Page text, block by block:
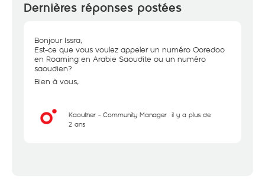
Dernières réponses postées
Bonjour Issra,
Est-ce que vous voulez appeler un numéro Ooredoo
en Roaming en Arabie Saoudite ou un numéro
saoudien?
Bien à vous,
Kaouther - Community Manager il y a plus de
2 ans